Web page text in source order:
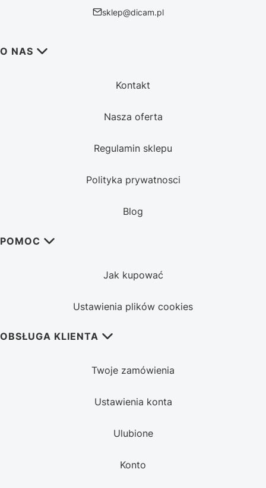
sklep@dicam.pl
Linki w stopce
O NAS
Kontakt
Nasza oferta
Regulamin sklepu
Polityka prywatnosci
Blog
POMOC
Jak kupować
Ustawienia plików cookies
OBSŁUGA KLIENTA
Twoje zamówienia
Ustawienia konta
Ulubione
Konto